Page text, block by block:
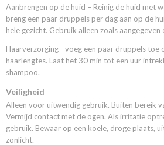
Aanbrengen op de huid – Reinig de huid met
breng een paar druppels per dag aan op de
hele gezicht. Gebruik alleen zoals
Haarverzorging - voeg een paar druppels toe
haarlengtes. Laat het 30 min tot een uur
shampoo.
Veiligheid
Alleen voor uitwendig gebruik. Buiten bereik
Vermijd contact met de ogen. Als irritatie
gebruik. Bewaar op een koele, droge plaats,
zonlicht.